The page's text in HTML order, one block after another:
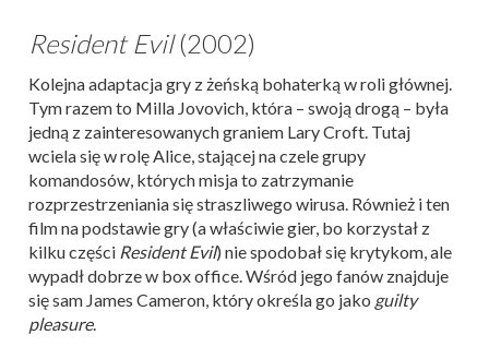
Resident Evil(2002)
Kolejna adaptacja gry z żeńską bohaterką w roli głównej.
Tym razem to Milla Jovovich, która – swoją drogą – była
jedną z zainteresowanych graniem Lary Croft. Tutaj
wciela się w rolę Alice, stającej na czele grupy
komandosów, których misja to zatrzymanie
rozprzestrzeniania się straszliwego wirusa. Również i ten
film na podstawie gry (a właściwie gier, bo korzystał z
kilku części Resident Evil) nie spodobał się krytykom, ale
wypadł dobrze w box office. Wśród jego fanów znajduje
się sam James Cameron, który określa go jako guilty
pleasure.